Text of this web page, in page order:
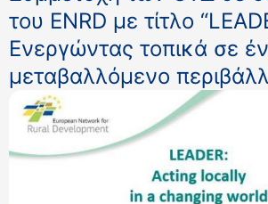
του ENRD με τίτλο
Ενεργώντας τοπικά σε
μεταβαλλόμενο